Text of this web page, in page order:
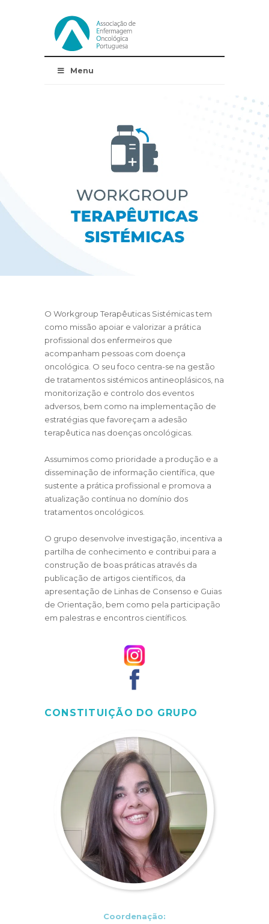
Skip
NavigationMenu
O Workgroup Terapêuticas Sistémicas tem
como missão apoiar e valorizar a prática
profissional dos enfermeiros que
acompanham pessoas com doença
oncológica. O seu foco centra-se na gestão
de tratamentos sistémicos antineoplásicos, na
monitorização e controlo dos eventos
adversos, bem como na implementação de
estratégias que favoreçam a adesão
terapêutica nas doenças oncológicas.
Assumimos como prioridade a produção e a
disseminação de informação científica, que
sustente a prática profissional e promova a
atualização contínua no domínio dos
tratamentos oncológicos.
O grupo desenvolve investigação, incentiva a
partilha de conhecimento e contribui para a
construção de boas práticas através da
publicação de artigos científicos, da
apresentação de Linhas de Consenso e Guias
de Orientação, bem como pela participação
em palestras e encontros científicos.
CONSTITUIÇÃO DO GRUPO
Coordenação: